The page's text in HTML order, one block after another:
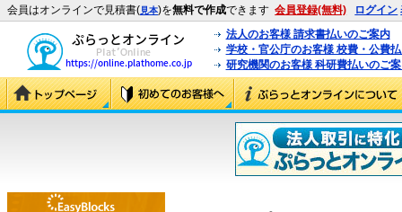
会員はオンラインで見積書(見本)を無料で作成できます 会員登録(無料) ログイン
法人のお客様 請求書払いのご案内
学校・官公庁のお客様 校費・公費
研究機関のお客様 科研費払いのご